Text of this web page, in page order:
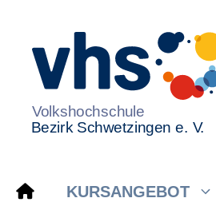
springen
KURSANGEBOT